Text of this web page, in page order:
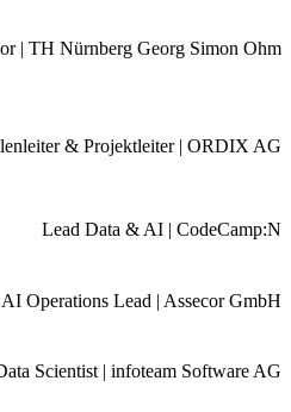
| TH Nürnberg Georg Simon Ohm
& Projektleiter | ORDIX AG
Lead Data & AI | CodeCamp:N
AI Operations Lead | Assecor GmbH
Scientist | infoteam Software AG